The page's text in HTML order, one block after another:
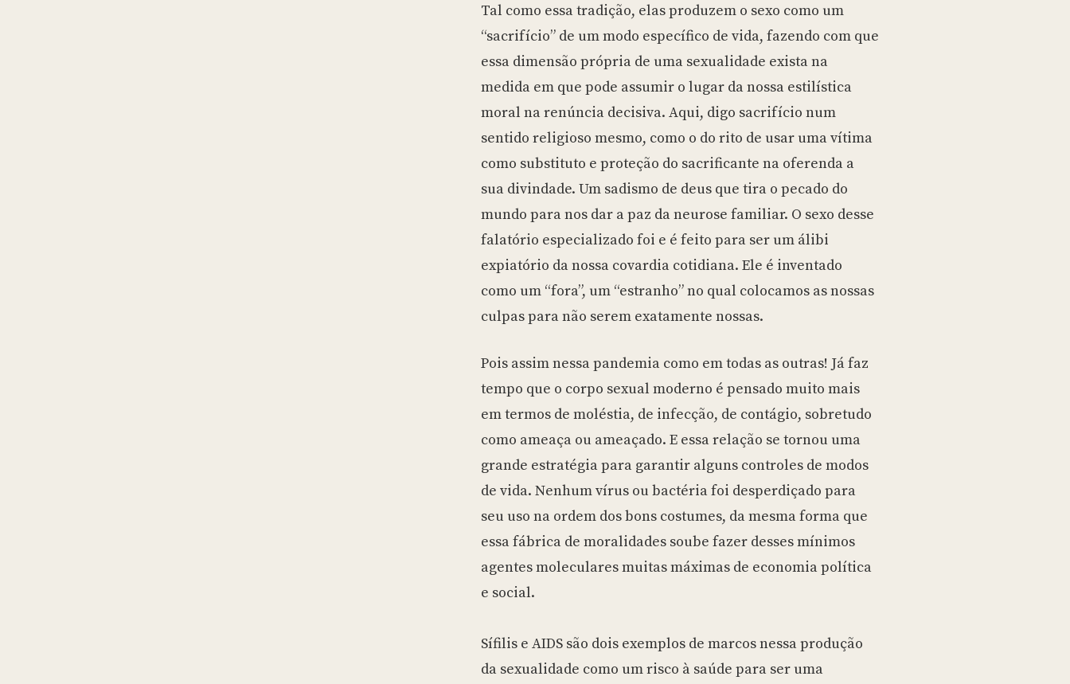
Tal como essa tradição, elas produzem o sexo como um
“sacrifício” de um modo específico de vida, fazendo com que
essa dimensão própria de uma sexualidade exista na
medida em que pode assumir o lugar da nossa estilística
moral na renúncia decisiva. Aqui, digo sacrifício num
sentido religioso mesmo, como o do rito de usar uma vítima
como substituto e proteção do sacrificante na oferenda a
sua divindade. Um sadismo de deus que tira o pecado do
mundo para nos dar a paz da neurose familiar. O sexo desse
falatório especializado foi e é feito para ser um álibi
expiatório da nossa covardia cotidiana. Ele é inventado
como um “fora”, um “estranho” no qual colocamos as nossas
culpas para não serem exatamente nossas.
Pois assim nessa pandemia como em todas as outras! Já faz
tempo que o corpo sexual moderno é pensado muito mais
em termos de moléstia, de infecção, de contágio, sobretudo
como ameaça ou ameaçado. E essa relação se tornou uma
grande estratégia para garantir alguns controles de modos
de vida. Nenhum vírus ou bactéria foi desperdiçado para
seu uso na ordem dos bons costumes, da mesma forma que
essa fábrica de moralidades soube fazer desses mínimos
agentes moleculares muitas máximas de economia política
e social.
Sífilis e AIDS são dois exemplos de marcos nessa produção
da sexualidade como um risco à saúde para ser uma